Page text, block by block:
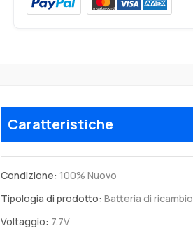
Caratteristiche
Condizione: 100% Nuovo
Tipologia di prodotto: Batteria di ricambio
Voltaggio: 7.7V